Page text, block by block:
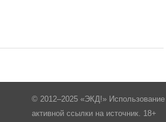
© 2012–2025 «ЭКД!»
активной ссылки на источник. 18+